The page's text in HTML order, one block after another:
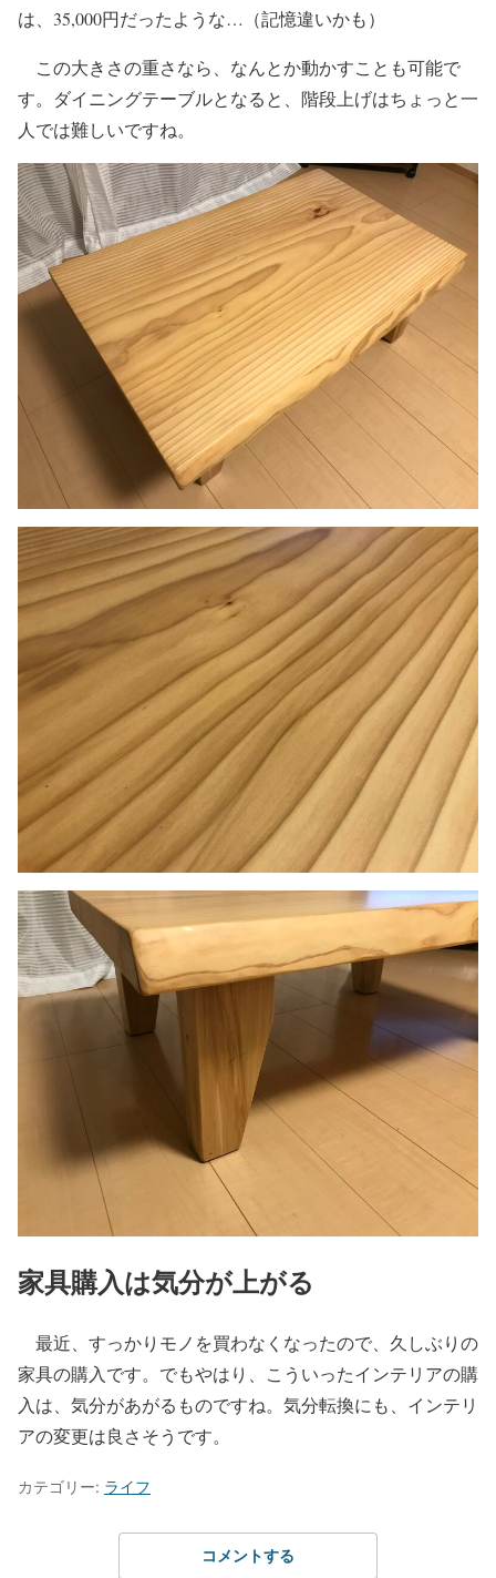
は、35,000円だったような…（記憶違いかも）
この大きさの重さなら、なんとか動かすことも可能で
す。ダイニングテーブルとなると、階段上げはちょっと一
人では難しいですね。
家具購入は気分が上がる
最近、すっかりモノを買わなくなったので、久しぶりの
家具の購入です。でもやはり、こういったインテリアの購
入は、気分があがるものですね。気分転換にも、インテリ
アの変更は良さそうです。
カテゴリー: ライフ
コメントする